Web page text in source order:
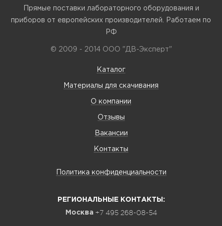
Прямые поставки лабораторного оборудования и
приборов от европейских производителей. Работаем по
РФ
© 2009 - 2014 ООО "ДВ-Эксперт"
Каталог
Материалы для скачивания
О компании
Отзывы
Вакансии
Контакты
Политика конфиденциальности
РЕГИОНАЛЬНЫЕ КОНТАКТЫ:
Москва +7 495 268-08-54